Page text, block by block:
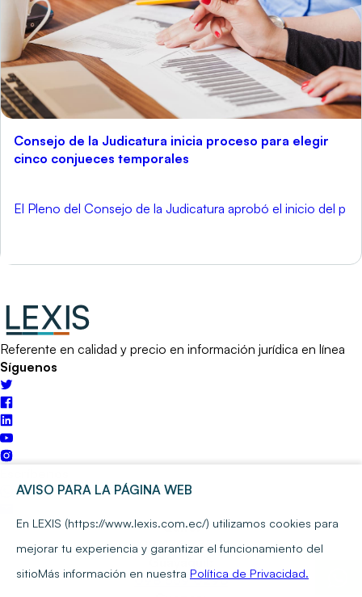
Consejo de la Judicatura inicia proceso para elegir
cinco conjueces temporales
El Pleno del Consejo de la Judicatura aprobó el inicio del p
AVISO PARA LA PÁGINA WEB
En LEXIS (https://www.lexis.com.ec/) utilizamos cookies para
mejorar tu experiencia y garantizar el funcionamiento del
sitioMás información en nuestra Política de Privacidad.
Referente en calidad y precio en información jurídica en línea
Síguenos
Quito:
02 476 7750
098 559 0298